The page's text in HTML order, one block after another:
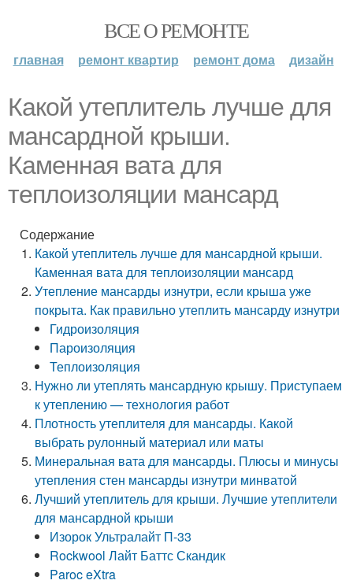
ВСЕ О РЕМОНТЕ
главная ремонт квартир ремонт дома дизайн
Какой утеплитель лучше для
мансардной крыши.
Каменная вата для
теплоизоляции мансард
Содержание
Какой утеплитель лучше для мансардной крыши.
Каменная вата для теплоизоляции мансард
Утепление мансарды изнутри, если крыша уже
покрыта. Как правильно утеплить мансарду изнутри
Гидроизоляция
Пароизоляция
Теплоизоляция
Нужно ли утеплять мансардную крышу. Приступаем
к утеплению — технология работ
Плотность утеплителя для мансарды. Какой
выбрать рулонный материал или маты
Минеральная вата для мансарды. Плюсы и минусы
утепления стен мансарды изнутри минватой
Лучший утеплитель для крыши. Лучшие утеплители
для мансардной крыши
Изорок Ультралайт П-33
Rockwool Лайт Баттс Скандик
Paroc eXtra